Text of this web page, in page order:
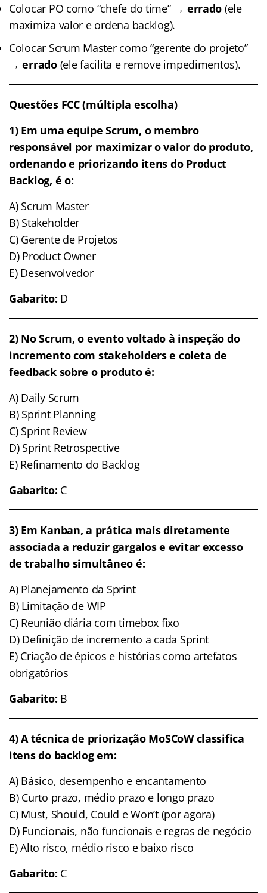
Colocar PO como “chefe do time” → errado (ele
maximiza valor e ordena backlog).
Colocar Scrum Master como “gerente do projeto”
→errado(ele facilita e remove impedimentos).
Questões FCC (múltipla escolha)
1) Em uma equipe Scrum, o membro
responsável por maximizar o valor do produto,
ordenando e priorizando itens do Product
Backlog, é o:
A) Scrum Master
B) Stakeholder
C) Gerente de Projetos
D) Product Owner
E) Desenvolvedor
Gabarito: D
2) No Scrum, o evento voltado à inspeção do
incremento com stakeholders e coleta de
feedback sobre o produto é:
A) Daily Scrum
B) Sprint Planning
C) Sprint Review
D) Sprint Retrospective
E) Refinamento do Backlog
Gabarito: C
3) Em Kanban, a prática mais diretamente
associada a reduzir gargalos e evitar excesso
de trabalho simultâneo é:
A) Planejamento da Sprint
B) Limitação de WIP
C) Reunião diária com timebox fixo
D) Definição de incremento a cada Sprint
E) Criação de épicos e histórias como artefatos
obrigatórios
Gabarito: B
4) A técnica de priorização MoSCoW classifica
itens do backlog em:
A) Básico, desempenho e encantamento
B) Curto prazo, médio prazo e longo prazo
C) Must, Should, Could e Won’t (por agora)
D) Funcionais, não funcionais e regras de negócio
E) Alto risco, médio risco e baixo risco
Gabarito: C